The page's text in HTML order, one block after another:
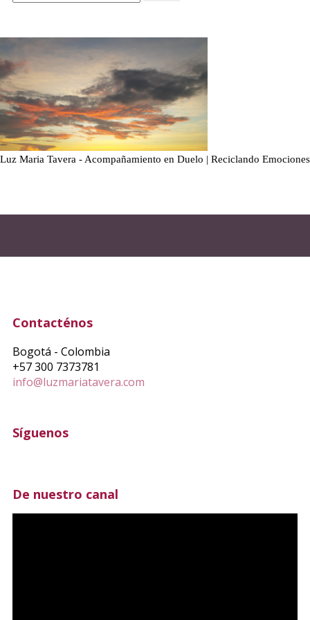
Luz Maria Tavera - Acompañamiento en Duelo | Reciclando Emociones
Contacténos
Bogotá - Colombia
+57 300 7373781
info@luzmariatavera.com
Síguenos
De nuestro canal